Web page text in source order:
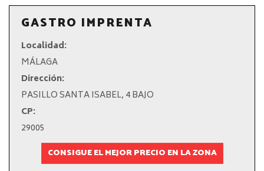
GASTRO IMPRENTA
Localidad:
MÁLAGA
Dirección:
PASILLO SANTA ISABEL, 4 BAJO
CP:
29005
CONSIGUE EL MEJOR PRECIO EN LA ZONA